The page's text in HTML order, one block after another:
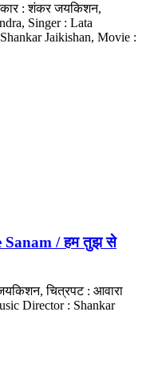
: शंकर जयकिशन,
Singer : Lata
Jaikishan, Movie :
/ हम तुझ से
चित्रपट : आवारा
Director : Shankar